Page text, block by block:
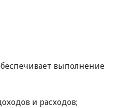
выполнение
и расходов;